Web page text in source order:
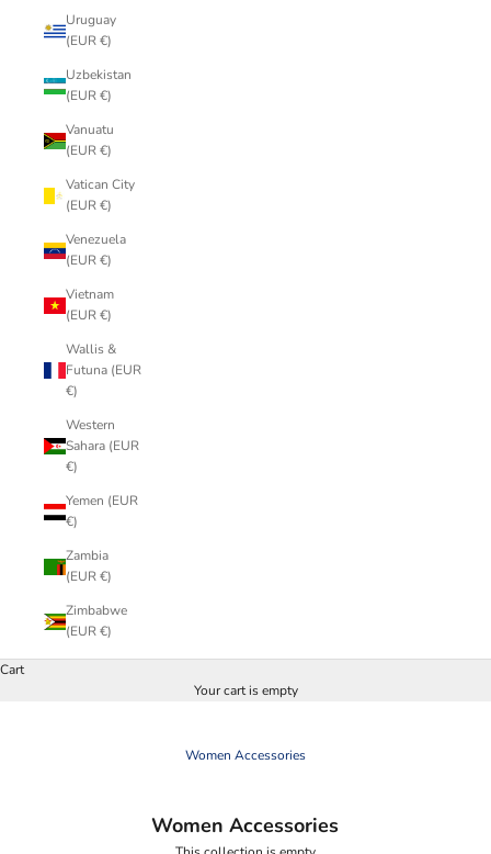
Uruguay
(EUR €)
Uzbekistan
(EUR €)
Vanuatu
(EUR €)
Vatican City
(EUR €)
Venezuela
(EUR €)
Vietnam
(EUR €)
Wallis &
Futuna (EUR
€)
Western
Sahara (EUR
€)
Yemen (EUR
€)
Zambia
(EUR €)
Zimbabwe
(EUR €)
Cart
Your cart is empty
Women Accessories
Women Accessories